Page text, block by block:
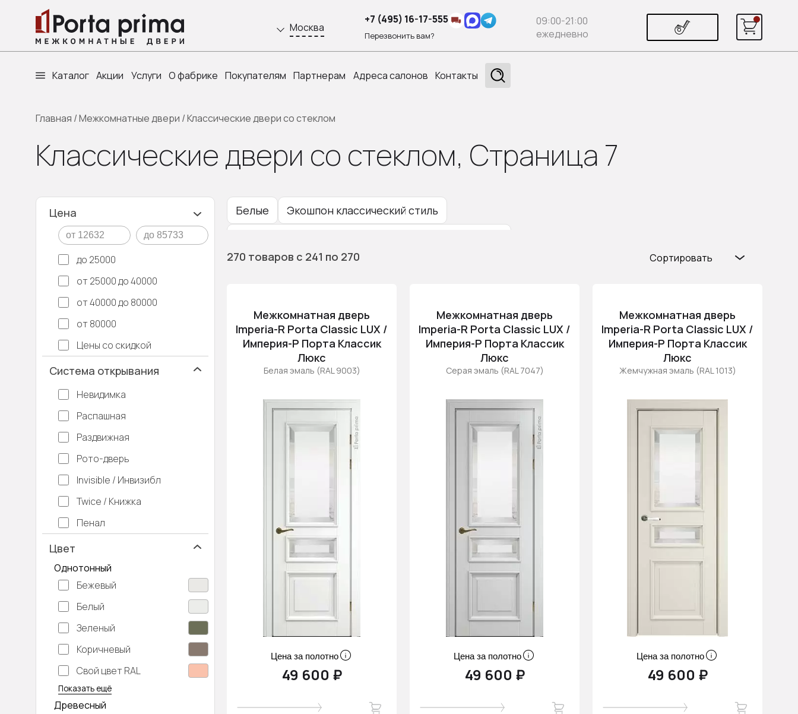
Москва
+7 (495) 16-17-555
Перезвонить вам?
09:00-21:00
ежедневно
Каталог Акции Услуги О фабрике Покупателям Партнерам Адреса салонов Контакты
Главная /Межкомнатные двери /Классические двери со стеклом
Классические двери со стеклом, Страница 7
Цена
до 25000
от 25000 до 40000
от 40000 до 80000
от 80000
Цены со скидкой
Система открывания
Невидимка
Распашная
Раздвижная
Рото-дверь
Invisible / Инвизибл
Twice / Книжка
Пенал
Цвет
Однотонный
Бежевый
Белый
Зеленый
Коричневый
Свой цвет RAL
Серебристый
Серый
Темно-серый
Хаки
Черный
Показать ещё
Древесный
Белые
Экошпон классический стиль
270 товаров с 241 по 270
Сортировать
Цена (убыв.)
Cначала новинки
Cначала скидки
Межкомнатная дверь
Imperia-R Porta Classic LUX /
Империя-Р Порта Классик
Люкс
Белая эмаль (RAL 9003)
Цена за полотно
49 600 ₽
Межкомнатная дверь
Imperia-R Porta Classic LUX /
Империя-Р Порта Классик
Люкс
Серая эмаль (RAL 7047)
Цена за полотно
49 600 ₽
Межкомнатная дверь
Imperia-R Porta Classic LUX /
Империя-Р Порта Классик
Люкс
Жемчужная эмаль (RAL 1013)
Цена за полотно
49 600 ₽